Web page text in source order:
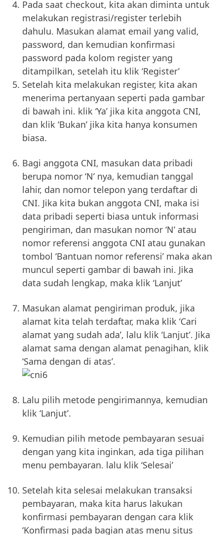
Pada saat checkout, kita akan diminta untuk
melakukan registrasi/register terlebih
dahulu. Masukan alamat email yang valid,
password, dan kemudian konfirmasi
password pada kolom register yang
ditampilkan, setelah itu klik ‘Register’
Setelah kita melakukan register, kita akan
menerima pertanyaan seperti pada gambar
di bawah ini. klik ‘Ya’ jika kita anggota CNI,
dan klik ‘Bukan’ jika kita hanya konsumen
biasa.
Bagi anggota CNI, masukan data pribadi
berupa nomor ‘N’ nya, kemudian tanggal
lahir, dan nomor telepon yang terdaftar di
CNI. Jika kita bukan anggota CNI, maka isi
data pribadi seperti biasa untuk informasi
pengiriman, dan masukan nomor ‘N’ atau
nomor referensi anggota CNI atau gunakan
tombol ‘Bantuan nomor referensi’ maka akan
muncul seperti gambar di bawah ini. Jika
data sudah lengkap, maka klik ‘Lanjut’
Masukan alamat pengiriman produk, jika
alamat kita telah terdaftar, maka klik ‘Cari
alamat yang sudah ada’, lalu klik ‘Lanjut’. Jika
alamat sama dengan alamat penagihan, klik
‘Sama dengan di atas’.
Lalu pilih metode pengirimannya, kemudian
klik ‘Lanjut’.
Kemudian pilih metode pembayaran sesuai
dengan yang kita inginkan, ada tiga pilihan
menu pembayaran. lalu klik ‘Selesai’
Setelah kita selesai melakukan transaksi
pembayaran, maka kita harus lakukan
konfirmasi pembayaran dengan cara klik
‘Konfirmasi pada bagian atas menu situs